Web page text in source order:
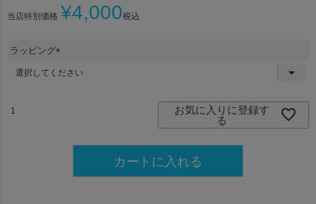
当店特別価格 ¥4,000税込
ラッピング
必
お気に入りに登録す
る
カートに入れる